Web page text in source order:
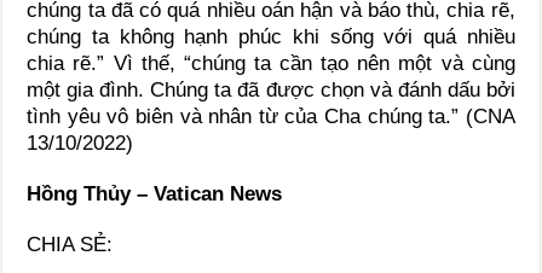
chúng ta đã có quá nhiều oán hận và báo thù, chia rẽ,
chúng ta không hạnh phúc khi sống với quá nhiều
chia rẽ.” Vì thế, “chúng ta cần tạo nên một và cùng
một gia đình. Chúng ta đã được chọn và đánh dấu bởi
tình yêu vô biên và nhân từ của Cha chúng ta.” (CNA
13/10/2022)
Hồng Thủy – Vatican News
CHIA SẺ: